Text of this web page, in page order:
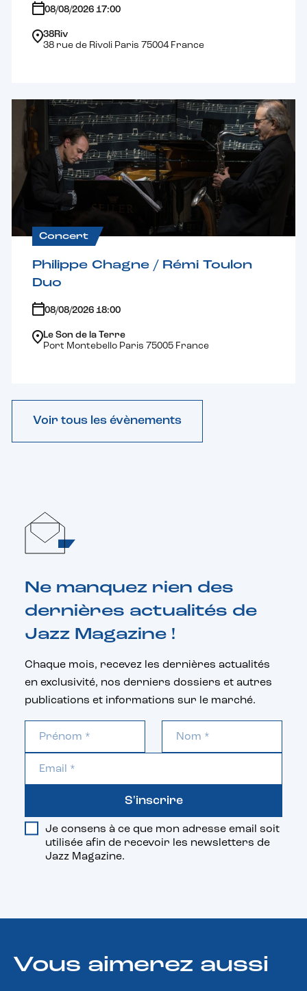
08/08/2026 17:00
38Riv
38 rue de Rivoli Paris 75004 France
Concert
Philippe Chagne / Rémi Toulon
Duo
08/08/2026 18:00
Le Son de la Terre
Port Montebello Paris 75005 France
Voir tous les évènements
Ne manquez rien des
dernières actualités de
Jazz Magazine !
Chaque mois, recevez les dernières actualités
en exclusivité, nos derniers dossiers et autres
publications et informations sur le marché.
Je consens à ce que mon adresse email soit
utilisée afin de recevoir les newsletters de
Jazz Magazine.
S'inscrire
Vous aimerez aussi